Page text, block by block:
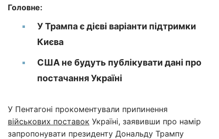
Головне:
У Трампа є дієві варіанти підтримки
Києва
США не будуть публікувати дані про
постачання Україні
У Пентагоні прокоментували припинення
військових поставок Україні, заявивши про намір
запропонувати президенту Дональду Трампу